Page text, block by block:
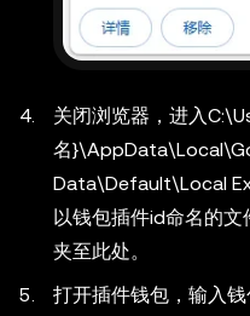
关闭浏览器，进入
名
Data\Default\Local
以钱包插件id命名的
夹至此处。
打开插件钱包，输入